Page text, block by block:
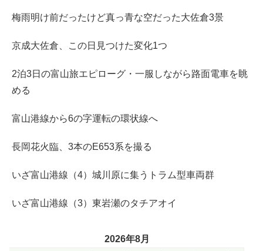
梅雨明け前だったけど真っ青な空だった大佐倉3景
京成大佐倉、この日見つけた変化1つ
2泊3日の富山旅エピローグ・一服しながら路面電車を眺
める
富山港線から6の字運転の環状線へ
長岡花火臨、3本のE653系を撮る
いざ富山港線（4）城川原に集うトラム型車両群
いざ富山港線（3）東岩瀬のタチアオイ
2026年8月